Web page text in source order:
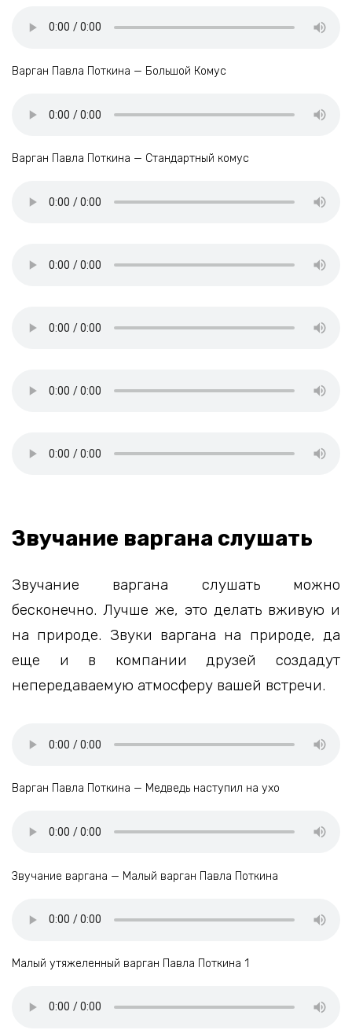
Варган Павла Поткина — Большой Комус
Варган Павла Поткина — Стандартный комус
Звучание варгана слушать
Звучание варгана слушать можно
бесконечно. Лучше же, это делать вживую и
на природе. Звуки варгана на природе, да
еще и в компании друзей создадут
непередаваемую атмосферу вашей встречи.
Варган Павла Поткина — Медведь наступил на ухо
Звучание варгана — Малый варган Павла Поткина
Малый утяжеленный варган Павла Поткина 1